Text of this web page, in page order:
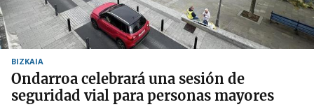
BIZKAIA
Ondarroa celebrará una sesión de
seguridad vial para personas mayores